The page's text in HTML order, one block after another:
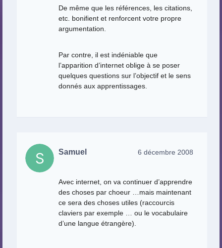
De même que les références, les citations,
etc. bonifient et renforcent votre propre
argumentation.
Par contre, il est indéniable que
l’apparition d’internet oblige à se poser
quelques questions sur l’objectif et le sens
donnés aux apprentissages.
Samuel 6 décembre 2008
Avec internet, on va continuer d’apprendre
des choses par choeur …mais maintenant
ce sera des choses utiles (raccourcis
claviers par exemple … ou le vocabulaire
d’une langue étrangère).